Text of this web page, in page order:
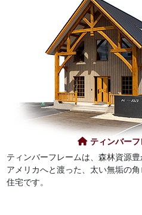
ティンバー
ティンバーフレームは、森林資源
アメリカへと渡った、太い無垢の
住宅です。